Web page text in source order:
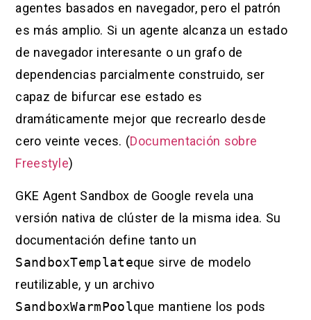
agentes basados en navegador, pero el patrón
es más amplio. Si un agente alcanza un estado
de navegador interesante o un grafo de
dependencias parcialmente construido, ser
capaz de bifurcar ese estado es
dramáticamente mejor que recrearlo desde
cero veinte veces. (Documentación sobre
Freestyle)
GKE Agent Sandbox de Google revela una
versión nativa de clúster de la misma idea. Su
documentación define tanto un
SandboxTemplateque sirve de modelo
reutilizable, y un archivo
SandboxWarmPoolque mantiene los pods